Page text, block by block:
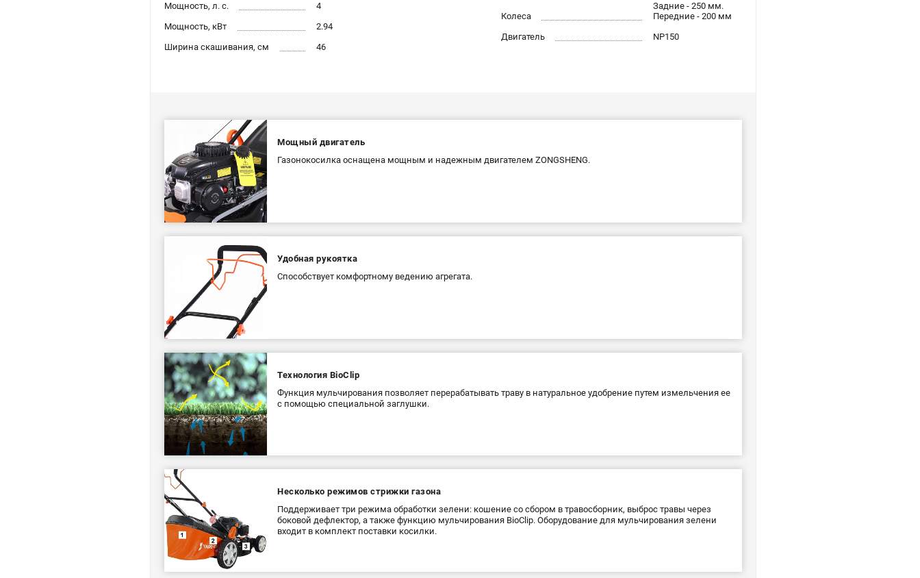
Мощность, л. с.
4
Мощность, кВт
2.94
Ширина скашивания, см
46
Колеса
Задние - 250 мм.
Передние - 200 мм
Двигатель
NP150
Мощный двигатель
Газонокосилка оснащена мощным и надежным двигателем ZONGSHENG.
Удобная рукоятка
Способствует комфортному ведению агрегата.
Технология BioClip
Функция мульчирования позволяет перерабатывать траву в натуральное удобрение путем измельчения ее
с помощью специальной заглушки.
Несколько режимов стрижки газона
Поддерживает три режима обработки зелени: кошение со сбором в травосборник, выброс травы через
боковой дефлектор, а также функцию мульчирования BioClip. Оборудование для мульчирования зелени
входит в комплект поставки косилки.